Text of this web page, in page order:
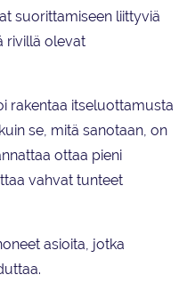
suorittamiseen liittyviä
rivillä olevat
rakentaa itseluottamusta
se, mitä sanotaan, on
ottaa pieni
vahvat tunteet
asioita, jotka